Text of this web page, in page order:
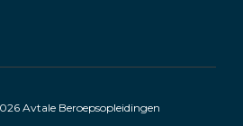
Avtale Beroepsopleidingen